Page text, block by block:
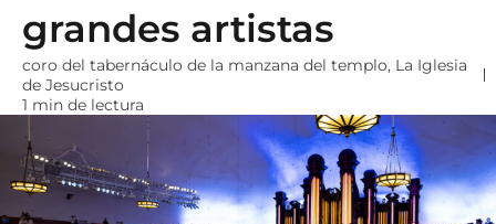
grandes artistas
coro del tabernáculo de la manzana del templo, La Iglesia
de Jesucristo
1 min de lectura